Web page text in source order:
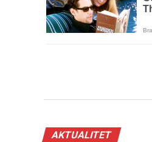
AKTUALITET